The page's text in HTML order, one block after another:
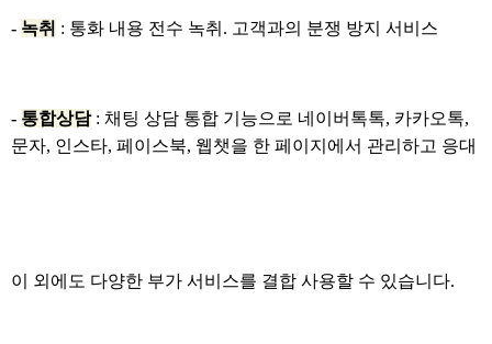
- 녹취 : 통화 내용 전수 녹취. 고객과의 분쟁 방지 서비스
- 통합상담: 채팅 상담 통합 기능으로 네이버톡톡, 카카오톡,
문자, 인스타, 페이스북, 웹챗을 한 페이지에서 관리하고 응대
이 외에도 다양한 부가 서비스를 결합 사용할 수 있습니다.